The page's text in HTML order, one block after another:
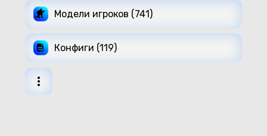
Модели игроков (741)
Конфиги (119)